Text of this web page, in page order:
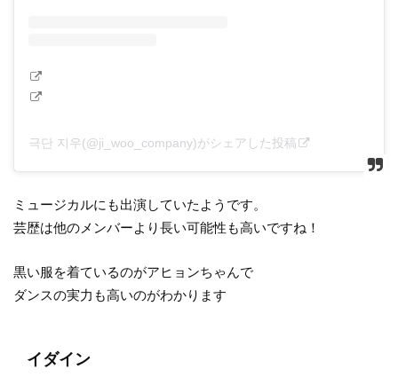
극단 지우(@ji_woo_company)がシェアした投稿
ミュージカルにも出演していたようです。
芸歴は他のメンバーより長い可能性も高いですね！
黒い服を着ているのがアヒョンちゃんで
ダンスの実力も高いのがわかります
イダイン